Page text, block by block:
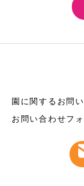
園に関するお問
お問い合わせフ